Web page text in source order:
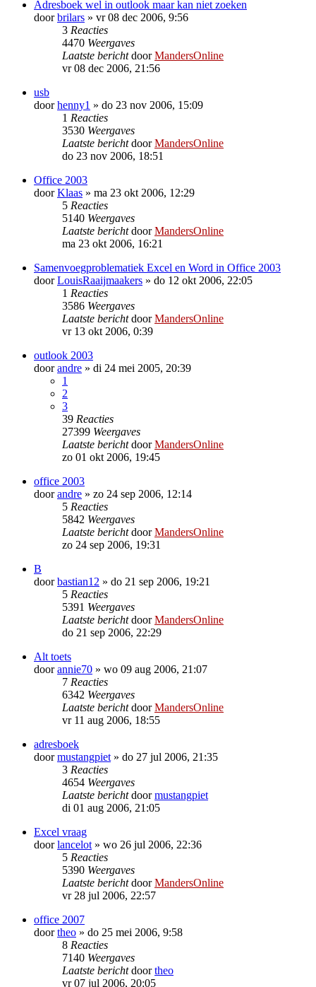
Adresboek wel in outlook maar kan niet zoeken
doorbrilars » vr 08 dec 2006, 9:56
3 Reacties
4470 Weergaves
Laatste berichtdoorMandersOnline
vr 08 dec 2006, 21:56
usb
doorhenny1 » do 23 nov 2006, 15:09
1 Reacties
3530 Weergaves
Laatste berichtdoorMandersOnline
do 23 nov 2006, 18:51
Office 2003
doorKlaas » ma 23 okt 2006, 12:29
5 Reacties
5140 Weergaves
Laatste berichtdoorMandersOnline
ma 23 okt 2006, 16:21
Samenvoegproblematiek Excel en Word in Office 2003
doorLouisRaaijmaakers » do 12 okt 2006, 22:05
1 Reacties
3586 Weergaves
Laatste berichtdoorMandersOnline
vr 13 okt 2006, 0:39
outlook 2003
doorandre » di 24 mei 2005, 20:39
1
2
3
39 Reacties
27399 Weergaves
Laatste berichtdoorMandersOnline
zo 01 okt 2006, 19:45
office 2003
doorandre » zo 24 sep 2006, 12:14
5 Reacties
5842 Weergaves
Laatste berichtdoorMandersOnline
zo 24 sep 2006, 19:31
B
doorbastian12 » do 21 sep 2006, 19:21
5 Reacties
5391 Weergaves
Laatste berichtdoorMandersOnline
do 21 sep 2006, 22:29
Alt toets
doorannie70 » wo 09 aug 2006, 21:07
7 Reacties
6342 Weergaves
Laatste berichtdoorMandersOnline
vr 11 aug 2006, 18:55
adresboek
doormustangpiet » do 27 jul 2006, 21:35
3 Reacties
4654 Weergaves
Laatste berichtdoormustangpiet
di 01 aug 2006, 21:05
Excel vraag
doorlancelot » wo 26 jul 2006, 22:36
5 Reacties
5390 Weergaves
Laatste berichtdoorMandersOnline
vr 28 jul 2006, 22:57
office 2007
doortheo » do 25 mei 2006, 9:58
8 Reacties
7140 Weergaves
Laatste berichtdoortheo
vr 07 jul 2006, 20:05